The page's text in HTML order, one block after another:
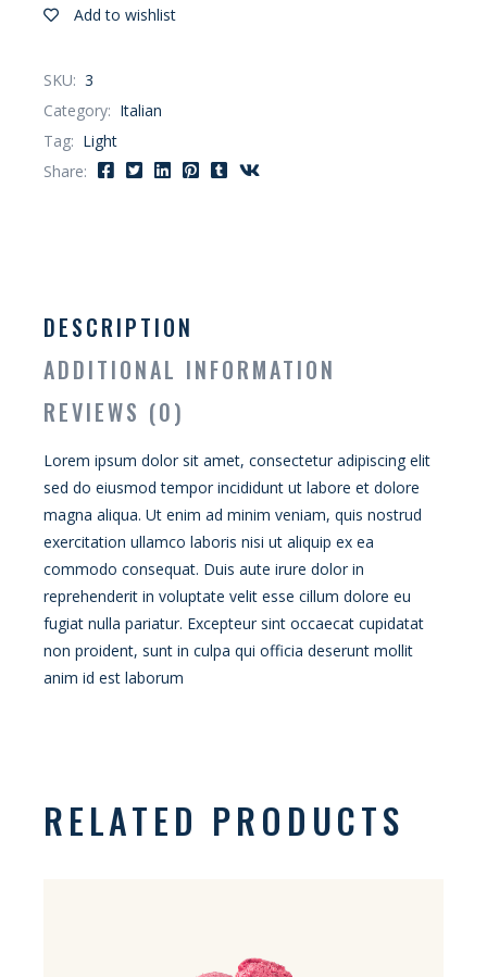
Add to wishlist
SKU: 3
Category: Italian
Tag: Light
Share:
DESCRIPTION
ADDITIONAL INFORMATION
REVIEWS (0)
Lorem ipsum dolor sit amet, consectetur adipiscing elit
sed do eiusmod tempor incididunt ut labore et dolore
magna aliqua. Ut enim ad minim veniam, quis nostrud
exercitation ullamco laboris nisi ut aliquip ex ea
commodo consequat. Duis aute irure dolor in
reprehenderit in voluptate velit esse cillum dolore eu
fugiat nulla pariatur. Excepteur sint occaecat cupidatat
non proident, sunt in culpa qui officia deserunt mollit
anim id est laborum
RELATED PRODUCTS